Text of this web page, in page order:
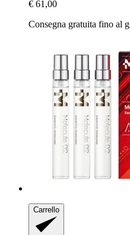
€ 61,00
Consegna gratuita fino al
Carrello